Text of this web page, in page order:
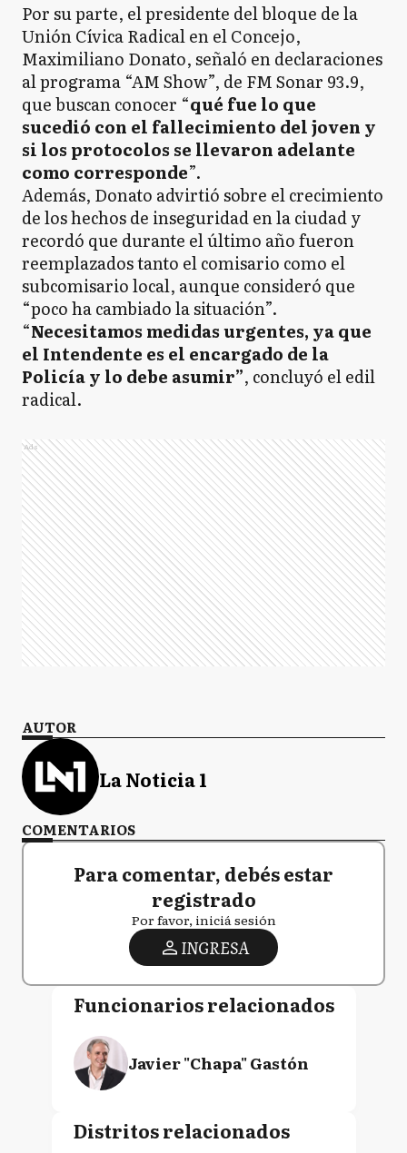
Por su parte, el presidente del bloque de la
Unión Cívica Radical en el Concejo,
Maximiliano Donato, señaló en declaraciones
al programa “AM Show”, de FM Sonar 93.9,
que buscan conocer “qué fue lo que
sucedió con el fallecimiento del joven y
si los protocolos se llevaron adelante
como corresponde”.
Además, Donato advirtió sobre el crecimiento
de los hechos de inseguridad en la ciudad y
recordó que durante el último año fueron
reemplazados tanto el comisario como el
subcomisario local, aunque consideró que
“poco ha cambiado la situación”.
“Necesitamos medidas urgentes, ya que
el Intendente es el encargado de la
Policía y lo debe asumir”, concluyó el edil
radical.
Ads
AUTOR
La Noticia 1
COMENTARIOS
Para comentar, debés estar
registrado
Por favor, iniciá sesión
INGRESA
Funcionarios relacionados
Javier "Chapa" Gastón
Distritos relacionados